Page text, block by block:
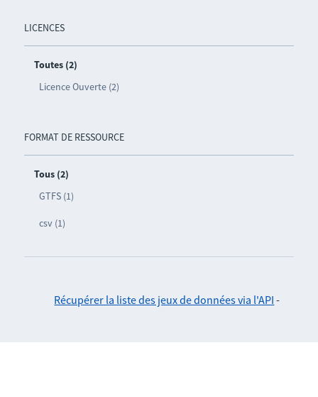
LICENCES
Toutes (2)
Licence Ouverte (2)
FORMAT DE RESSOURCE
Tous (2)
GTFS (1)
csv (1)
Récupérer la liste des jeux de données via l'API -